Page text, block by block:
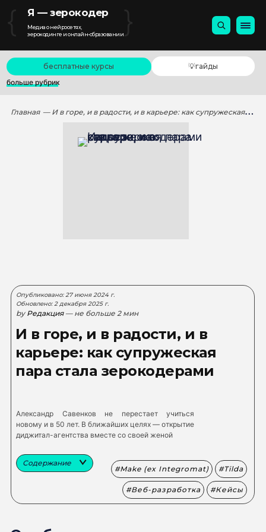
{ Я — зерокодер
Медиа о нейросетях,
зерокодинге и онлайн-образовании}
бесплатные курсы
💡гайды
больше рубрик
Главная — И в горе, и в радости, и в карьере: как супружеская пара стала зерокодерами
Опубликовано: 27 июня 2024 г.
Обновлено: 2 декабря 2025 г.
by Редакция — не больше 2 мин
И в горе, и в радости, и в
карьере: как супружеская
пара стала зерокодерами
Александр Савенков не перестает учиться
новому и в 50 лет. В ближайших целях — открытие
диджитал-агентства вместе со своей женой
Содержание
Make (ex Integromat) Tilda
Веб-разработка Кейсы